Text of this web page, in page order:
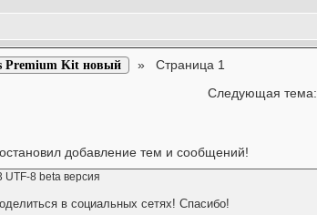
Premium Kit новый » Страница 1
Следующая тема:
добавление тем и сообщений!
UTF-8 beta версия
в социальных сетях! Спасибо!